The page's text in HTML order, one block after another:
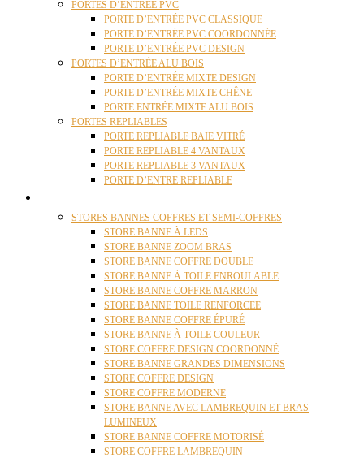
PORTES D’ENTRÉE PVC
PORTE D’ENTRÉE PVC CLASSIQUE
PORTE D’ENTRÉE PVC COORDONNÉE
PORTE D’ENTRÉE PVC DESIGN
PORTES D’ENTRÉE ALU BOIS
PORTE D’ENTRÉE MIXTE DESIGN
PORTE D’ENTRÉE MIXTE CHÊNE
PORTE ENTRÉE MIXTE ALU BOIS
PORTES REPLIABLES
PORTE REPLIABLE BAIE VITRÉ
PORTE REPLIABLE 4 VANTAUX
PORTE REPLIABLE 3 VANTAUX
PORTE D’ENTRE REPLIABLE
STORES BANNES COFFRES ET SEMI-COFFRES
STORE BANNE À LEDS
STORE BANNE ZOOM BRAS
STORE BANNE COFFRE DOUBLE
STORE BANNE À TOILE ENROULABLE
STORE BANNE COFFRE MARRON
STORE BANNE TOILE RENFORCEE
STORE BANNE COFFRE ÉPURÉ
STORE BANNE À TOILE COULEUR
STORE COFFRE DESIGN COORDONNÉ
STORE BANNE GRANDES DIMENSIONS
STORE COFFRE DESIGN
STORE COFFRE MODERNE
STORE BANNE AVEC LAMBREQUIN ET BRAS
LUMINEUX
STORE BANNE COFFRE MOTORISÉ
STORE COFFRE LAMBREQUIN